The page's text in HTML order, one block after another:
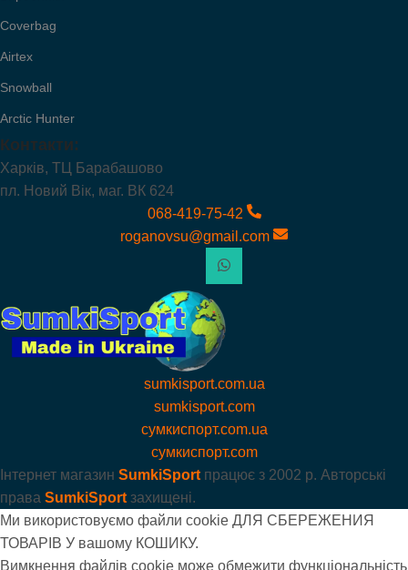
Coverbag
Airtex
Snowball
Arctic Hunter
Контакти:
Харків, ТЦ Барабашово
пл. Новий Вік, маг. ВК 624
068-419-75-42
roganovsu@gmail.com
sumkisport.com.ua
sumkisport.com
сумкиспорт.com.ua
сумкиспорт.com
Інтернет магазин SumkiSport працює з 2002 р. Авторські
права SumkiSport захищені.
Ми використовуємо файли cookie ДЛЯ СБЕРЕЖЕНИЯ
ТОВАРІВ У вашому КОШИКУ.
Вимкнення файлів cookie може обмежити функціональність